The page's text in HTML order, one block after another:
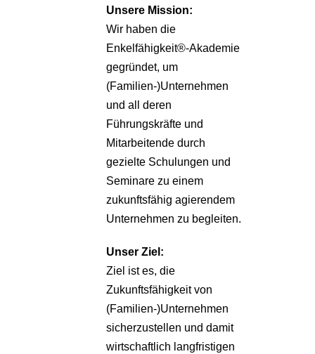
Unsere Mission:
Wir haben die
Enkelfähigkeit®-Akademie
gegründet, um
(Familien-)Unternehmen
und all deren
Führungskräfte und
Mitarbeitende durch
gezielte Schulungen und
Seminare zu einem
zukunftsfähig agierendem
Unternehmen zu begleiten.
Unser Ziel:
Ziel ist es, die
Zukunftsfähigkeit von
(Familien-)Unternehmen
sicherzustellen und damit
wirtschaftlich langfristigen